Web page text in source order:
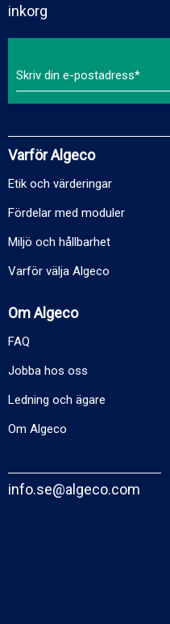
inkorg
Varför Algeco
Etik och värderingar
Fördelar med moduler
Miljö och hållbarhet
Varför välja Algeco
Om Algeco
FAQ
Jobba hos oss
Ledning och ägare
Om Algeco
info.se@algeco.com